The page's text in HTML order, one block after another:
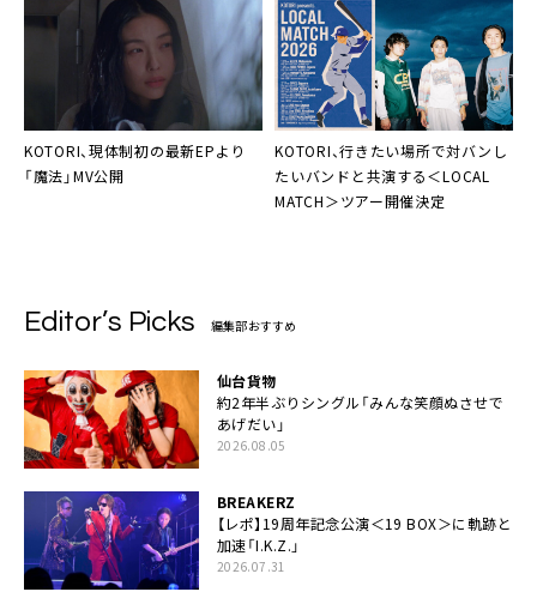
KOTORI、現体制初の最新EPより
「魔法」MV公開
KOTORI、行きたい場所で対バンし
たいバンドと共演する＜LOCAL
MATCH＞ツアー開催決定
Editor’s Picks 編集部おすすめ
仙台貨物
約2年半ぶりシングル「みんな笑顔ぬさせで
あげだい」
2026.08.05
BREAKERZ
【レポ】19周年記念公演＜19 BOX＞に軌跡と
加速「I.K.Z.」
2026.07.31